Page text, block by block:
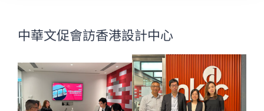
中華文促會訪香港設計中心